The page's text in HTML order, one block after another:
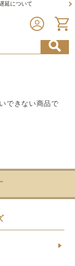
延について
できない商品で